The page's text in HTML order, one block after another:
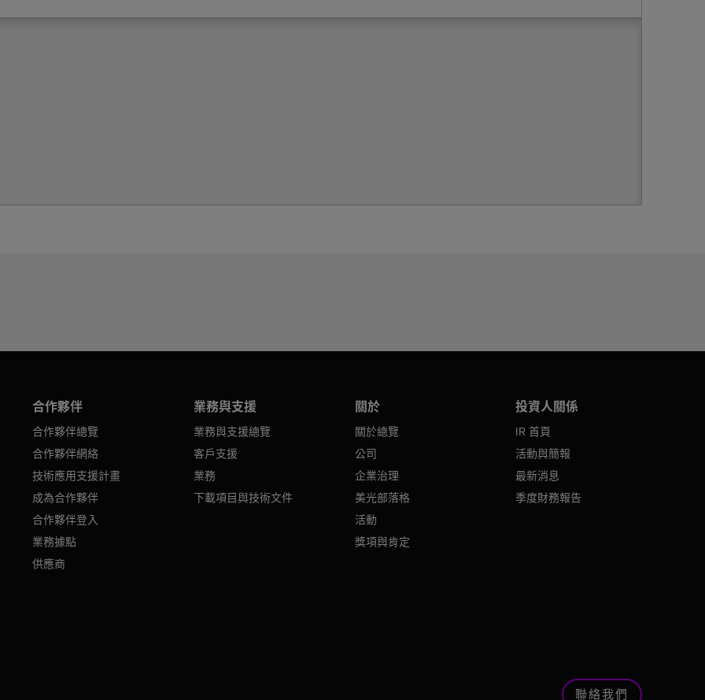
合作夥伴
合作夥伴總覽
合作夥伴網絡
技術應用支援計畫
成為合作夥伴
合作夥伴登入
業務據點
供應商
業務與支援
業務與支援總覽
客戶支援
業務
下載項目與技術文件
關於
關於總覽
公司
企業治理
美光部落格
活動
獎項與肯定
投資人關係
IR 首頁
活動與簡報
最新消息
季度財務報告
聯絡我們